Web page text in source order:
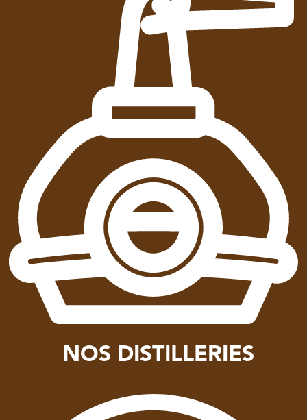
NOS DISTILLERIES